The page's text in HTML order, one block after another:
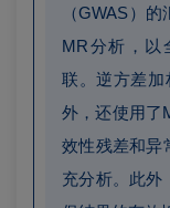
（GWAS）
MR分析，以
联。逆方差
外，还使用了
效性残差和异
充分析。此外